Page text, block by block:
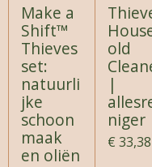
Make a
Shift™
Thieves
set:
natuurli
jke
schoon
maak
en oliën
old
|
niger
€ 33,38